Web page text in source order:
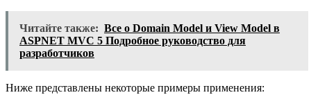
Читайте также: Все о Domain Model и View Model в
ASPNET MVC 5 Подробное руководство для
разработчиков
Ниже представлены некоторые примеры применения: